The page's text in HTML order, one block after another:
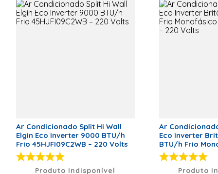
Consumo (W)
397
Tecnologia Wi-fi
Sim
Comprimento Evaporadora
206
Peso Condensadora
20,5
Altura Condensadora
551
Ar Condicionado Split Hi Wall
Elgin Eco Inverter 9000 BTU/h
Frio 45HJFI09C2WB – 220 Volts
Produto Indisponível
Ar
Eco Inverter
BTU/h Frio
BAC9000IFM15
Produto